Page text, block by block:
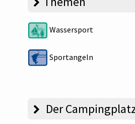
Wassersport
Sportangeln
Der